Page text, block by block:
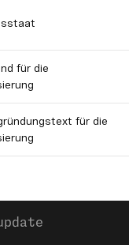
für die
für die